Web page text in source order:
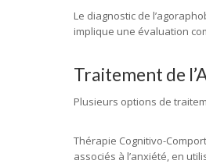
Le diagnostic de
implique une évaluation
Traitement de
Plusieurs options de
Thérapie Cognitivo-
associés à l’anxiété, en